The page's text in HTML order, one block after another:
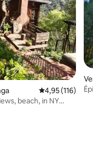
Átlagos
4,95 (116)
beach, in NY